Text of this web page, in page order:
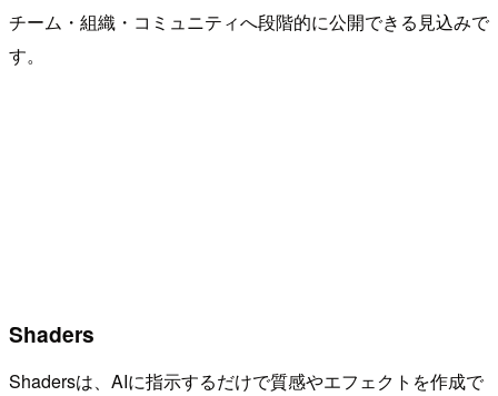
チーム・組織・コミュニティへ段階的に公開できる見込みで
す。
Shaders
Shadersは、AIに指示するだけで質感やエフェクトを作成で